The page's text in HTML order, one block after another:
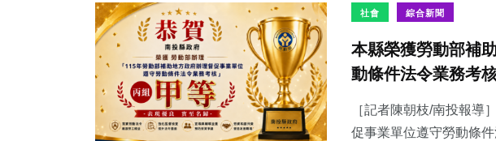
社會 綜合新聞
本縣榮獲勞動部補
動條件法令業務考
［記者陳朝枝/南投報導
促事業單位遵守勞動條